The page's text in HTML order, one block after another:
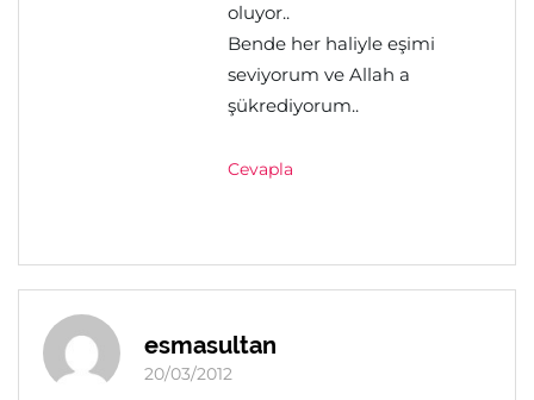
oluyor..
Bende her haliyle eşimi
seviyorum ve Allah a
şükrediyorum..
Cevapla
esmasultan
20/03/2012